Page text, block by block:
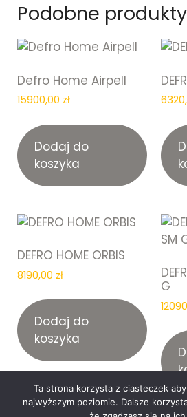
Podobne produkty
Defro Home Airpell
15900,00 zł
Dodaj do
koszyka
DEFRO HOME ORBIS
8190,00 zł
Dodaj do
koszyka
G
Ta strona korzysta z ciasteczek
najwyższym poziomie. Dalsze